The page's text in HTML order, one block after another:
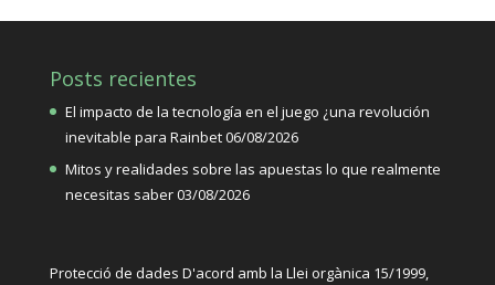
Posts recientes
El impacto de la tecnología en el juego ¿una revolución
inevitable para Rainbet06/08/2026
Mitos y realidades sobre las apuestas lo que realmente
necesitas saber03/08/2026
Protecció de dades D'acord amb la Llei orgànica 15/1999,